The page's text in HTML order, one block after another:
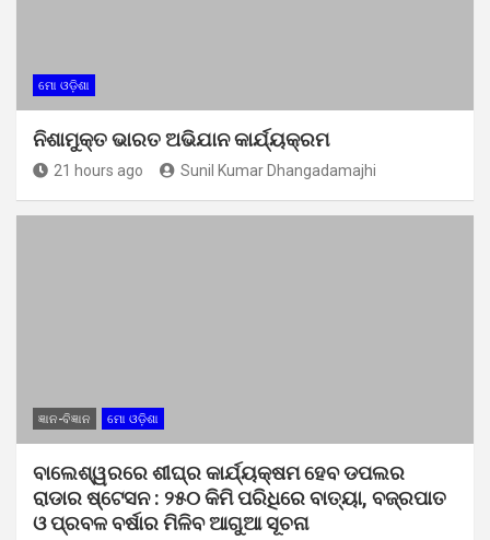
ମୋ ଓଡ଼ିଶା
ନିଶାମୁକ୍ତ ଭାରତ ଅଭିଯାନ କାର୍ଯ୍ୟକ୍ରମ
21 hours ago Sunil Kumar Dhangadamajhi
ଜ୍ଞାନ-ବିଜ୍ଞାନ ମୋ ଓଡ଼ିଶା
ବାଲେଶ୍ୱରରେ ଶୀଘ୍ର କାର୍ଯ୍ୟକ୍ଷମ ହେବ ଡପଲର
ରାଡାର ଷ୍ଟେସନ : ୨୫୦ କିମି ପରିଧିରେ ବାତ୍ୟା, ବଜ୍ରପାତ
ଓ ପ୍ରବଳ ବର୍ଷାର ମିଳିବ ଆଗୁଆ ସୂଚନା